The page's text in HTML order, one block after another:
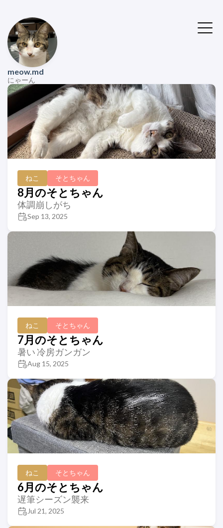
meow.md
にゃーん
ねこ そとちゃん
8月のそとちゃん
体調崩しがち
Sep 13, 2025
ねこ そとちゃん
7月のそとちゃん
暑い 冷房ガンガン
Aug 15, 2025
ねこ そとちゃん
6月のそとちゃん
遅筆シーズン襲来
Jul 21, 2025